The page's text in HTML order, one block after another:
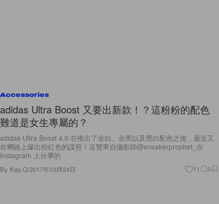
Accessories
adidas Ultra Boost 又要出新款！？這粉粉的配色
難道是女生專屬的？
adidas Ultra Boost 4.0 在推出了全白、全黑以及黑白配色之後，最近又
在網絡上爆出粉紅色的諜照！這雙來自攝影師@sneakerprophet_在
Instagram 上分享的
By Kay.Q/2017年10月24日 11 0